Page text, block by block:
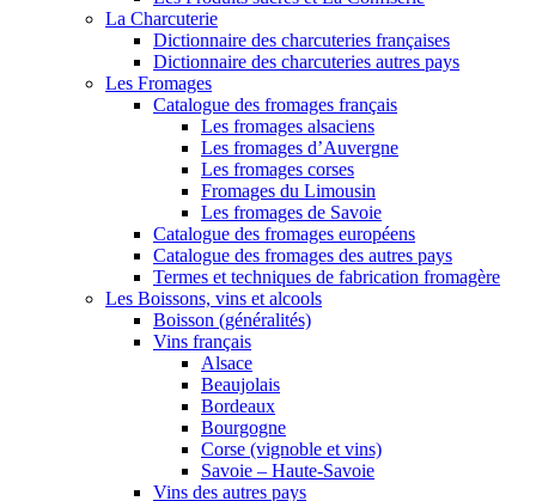
La Charcuterie
Dictionnaire des charcuteries françaises
Dictionnaire des charcuteries autres pays
Les Fromages
Catalogue des fromages français
Les fromages alsaciens
Les fromages d’Auvergne
Les fromages corses
Fromages du Limousin
Les fromages de Savoie
Catalogue des fromages européens
Catalogue des fromages des autres pays
Termes et techniques de fabrication fromagère
Les Boissons, vins et alcools
Boisson (généralités)
Vins français
Alsace
Beaujolais
Bordeaux
Bourgogne
Corse (vignoble et vins)
Savoie – Haute-Savoie
Vins des autres pays